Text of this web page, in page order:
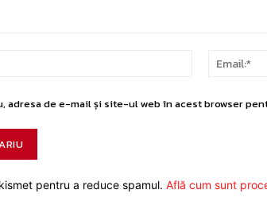
Nume:*
adresa de e-mail și site-ul web în acest browser
pentru a reduce spamul. Află cum sunt